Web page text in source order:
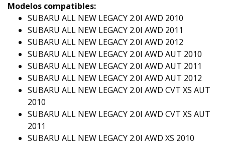
Modelos compatibles:
SUBARU ALL NEW LEGACY 2.0I AWD 2010
SUBARU ALL NEW LEGACY 2.0I AWD 2011
SUBARU ALL NEW LEGACY 2.0I AWD 2012
SUBARU ALL NEW LEGACY 2.0I AWD AUT 2010
SUBARU ALL NEW LEGACY 2.0I AWD AUT 2011
SUBARU ALL NEW LEGACY 2.0I AWD AUT 2012
SUBARU ALL NEW LEGACY 2.0I AWD CVT XS AUT
2010
SUBARU ALL NEW LEGACY 2.0I AWD CVT XS AUT
2011
SUBARU ALL NEW LEGACY 2.0I AWD XS 2010